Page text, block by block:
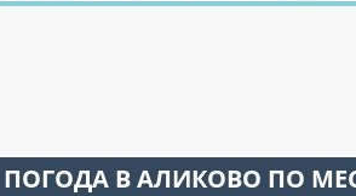
ПОГОДА В АЛИКОВО ПО